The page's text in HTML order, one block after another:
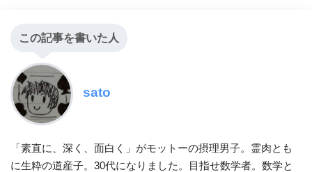
この記事を書いた人
sato
「素直に、深く、面白く」がモットーの摂理男子。霊肉とも
に生粋の道産子。30代になりました。目指せ数学者。数学と